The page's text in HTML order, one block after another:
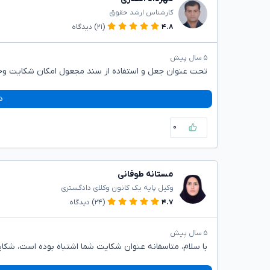
کارشناس ارشد حقوق
۴.۸
(۲۱) دیدگاه
۵ سال پیش
تحت عنوان جعل و استفاده از سند مجعول امکان شکایت
۰
مستانه طوفانی
وکیل پایه یک کانون وکلای دادگستری
۴.۷
(۲۴) دیدگاه
۵ سال پیش
با سلام، متاسفانه عنوان شکایت شما اشتباه بوده است،